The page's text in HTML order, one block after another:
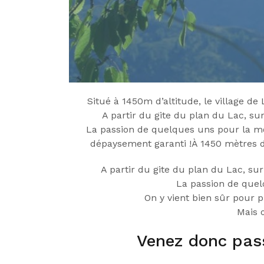
Situé à 1450m d’altitude, le village
A partir du gite du plan du Lac,
La passion de quelques uns pour la
dépaysement garanti !À 1450
A partir du gite du plan du Lac,
La passion de
On y vient bien sûr pour
Mais
Venez donc